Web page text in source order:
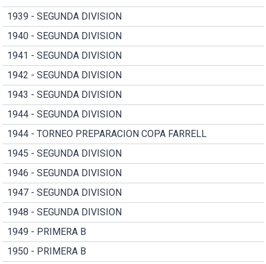
1939 - SEGUNDA DIVISION
1940 - SEGUNDA DIVISION
1941 - SEGUNDA DIVISION
1942 - SEGUNDA DIVISION
1943 - SEGUNDA DIVISION
1944 - SEGUNDA DIVISION
1944 - TORNEO PREPARACION COPA FARRELL
1945 - SEGUNDA DIVISION
1946 - SEGUNDA DIVISION
1947 - SEGUNDA DIVISION
1948 - SEGUNDA DIVISION
1949 - PRIMERA B
1950 - PRIMERA B